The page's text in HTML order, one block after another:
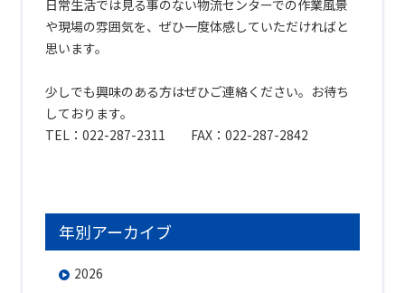
日常生活では見る事のない物流センターでの作業風景
や現場の雰囲気を、ぜひ一度体感していただければと
思います。
少しでも興味のある方はぜひご連絡ください。お待ち
しております。
TEL：022-287-2311 FAX：022-287-2842
年別アーカイブ
2026